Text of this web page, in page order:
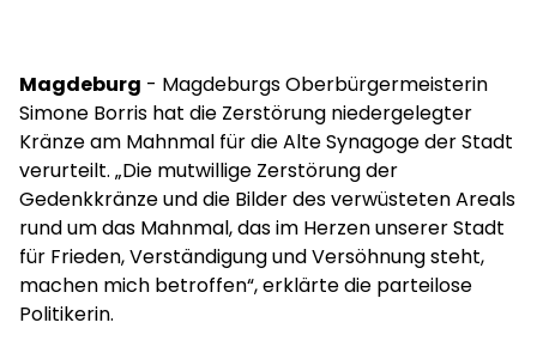
Magdeburg - Magdeburgs Oberbürgermeisterin
Simone Borris hat die Zerstörung niedergelegter
Kränze am Mahnmal für die Alte Synagoge der Stadt
verurteilt. „Die mutwillige Zerstörung der
Gedenkkränze und die Bilder des verwüsteten Areals
rund um das Mahnmal, das im Herzen unserer Stadt
für Frieden, Verständigung und Versöhnung steht,
machen mich betroffen“, erklärte die parteilose
Politikerin.